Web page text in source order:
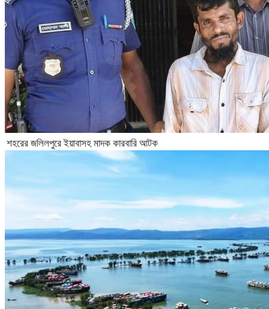
শহরের জলিলপুরে ইয়াবাসহ মাদক কারবারি আটক